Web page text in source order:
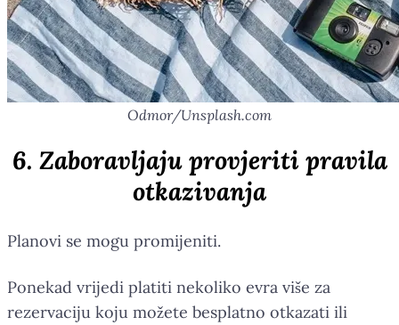
Odmor/Unsplash.com
6. Zaboravljaju provjeriti pravila
otkazivanja
Planovi se mogu promijeniti.
Ponekad vrijedi platiti nekoliko evra više za
rezervaciju koju možete besplatno otkazati ili